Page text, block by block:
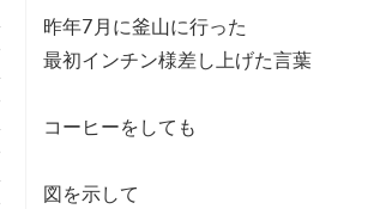
昨年7月に釜山に行った
最初インチン様差し上げた言葉
コーヒーをしても
図を示して